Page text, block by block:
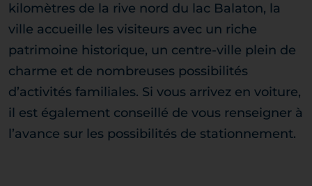
kilomètres de la rive nord du lac Balaton, la
ville accueille les visiteurs avec un riche
patrimoine historique, un centre-ville plein de
charme et de nombreuses possibilités
d’activités familiales. Si vous arrivez en voiture,
il est également conseillé de vous renseigner à
l’avance sur les possibilités de stationnement.